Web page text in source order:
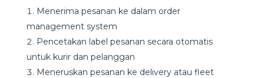
Menerima pesanan ke dalam order
management system
Pencetakan label pesanan secara otomatis
untuk kurir dan pelanggan
Meneruskan pesanan ke delivery atau fleet